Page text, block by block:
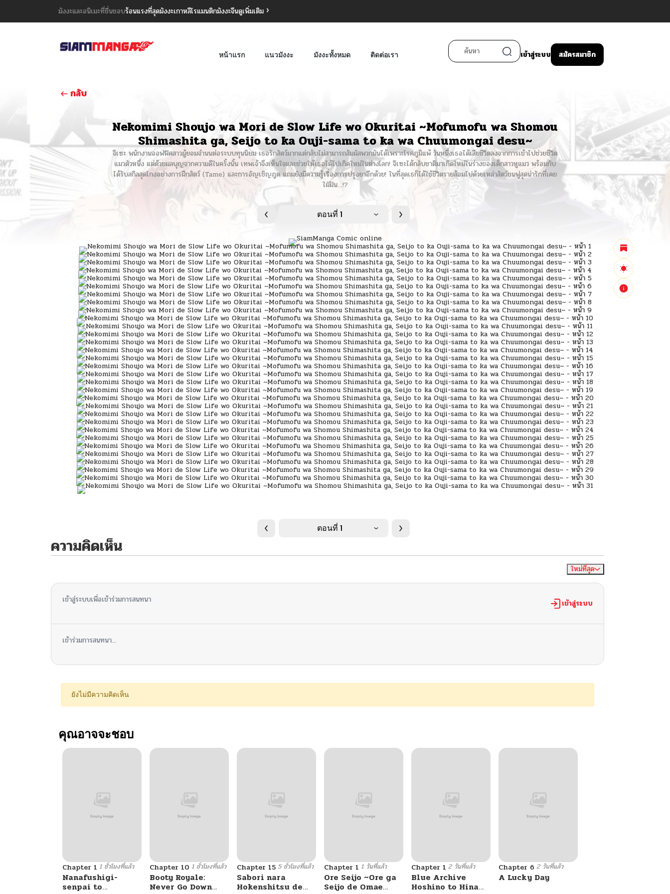
มังงะและอนิเมะที่ชื่นชอบร้อนแรงที่สุดมังงะเกาหลีโรแมนติกมังงะจีนดูเพิ่มเติม
หน้าแรก แนวมังงะ มังงะทั้งหมด ติดต่อเรา เข้าสู่ระบบ สมัครสมาชิก
กลับ
Nekomimi Shoujo wa Mori de Slow Life wo Okuritai ~Mofumofu wa Shomou
Shimashita ga, Seijo to ka Ouji-sama to ka wa Chuumongai desu~
จิเซะ พนักงานออฟฟิศสาวผู้ยอมจำนนต่อระบบทุนนิยม เธอรักสัตว์มากแต่กลับไม่สามารถสัมผัสพวกมันได้เพราะโรคภูมิแพ้ วันหนึ่งเธอได้เสียชีวิตลงจากการเข้าไปช่วยชีวิต
แมวตัวหนึ่ง แต่ด้วยผลบุญจากความดีในครั้งนั้น เทพเจ้าจึงเห็นใจและช่วยให้เธอได้ไปเกิดใหม่ในต่างโลก! จิเซะได้กลับชาติมาเกิดใหม่ในร่างของเด็กสาวหูแมว พร้อมกับ
ได้รับสกิลสุดโกงอย่างการฝึกสัตว์ (Tame) และการอัญเชิญภูต แถมยังมีความรู้เรื่องการปรุงยาอีกด้วย! ในที่สุดเธก็ได้ใช้ชีวิตรายล้อมไปด้วยเหล่าสัตว์ขนฟูสุดน่ารักที่เคย
ใฝ่ฝัน…!?
ตอนที่ 1
ตอนที่ 1
ความคิดเห็น
ใหม่ที่สุด
เข้าสู่ระบบเพื่อเข้าร่วมการสนทนา เข้าสู่ระบบ
เข้าร่วมการสนทนา...
ยังไม่มีความคิดเห็น
คุณอาจจะชอบ
Chapter 1 1 ชั่วโมงที่แล้ว
Nanafushigi-
senpai to
Chapter 10 1 ชั่วโมงที่แล้ว
Booty Royale:
Never Go Down
Chapter 15 5 ชั่วโมงที่แล้ว
Sabori nara
Hokenshitsu de
Chapter 1 1 วันที่แล้ว
Ore Seijo ~Ore ga
Seijo de Omae
Chapter 1 2 วันที่แล้ว
Blue Archive
Hoshino to Hina
Chapter 6 2 วันที่แล้ว
A Lucky Day